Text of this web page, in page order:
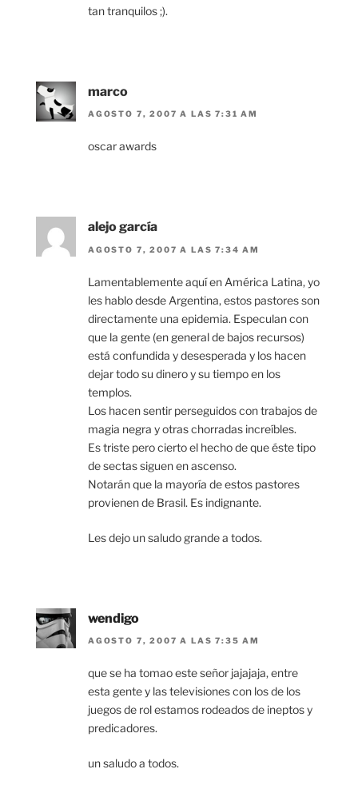
tan tranquilos ;).
marco
AGOSTO 7, 2007 A LAS 7:31 AM
oscar awards
alejo garcía
AGOSTO 7, 2007 A LAS 7:34 AM
Lamentablemente aquí en América Latina, yo
les hablo desde Argentina, estos pastores son
directamente una epidemia. Especulan con
que la gente (en general de bajos recursos)
está confundida y desesperada y los hacen
dejar todo su dinero y su tiempo en los
templos.
Los hacen sentir perseguidos con trabajos de
magia negra y otras chorradas increíbles.
Es triste pero cierto el hecho de que éste tipo
de sectas siguen en ascenso.
Notarán que la mayoría de estos pastores
provienen de Brasil. Es indignante.
Les dejo un saludo grande a todos.
wendigo
AGOSTO 7, 2007 A LAS 7:35 AM
que se ha tomao este señor jajajaja, entre
esta gente y las televisiones con los de los
juegos de rol estamos rodeados de ineptos y
predicadores.
un saludo a todos.